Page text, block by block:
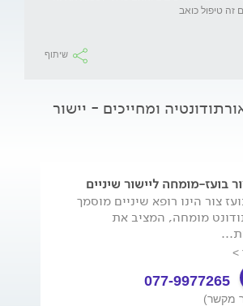
שיתוף
ומחייכים - יישור
בועז-מומחה ליישור שיניים
צור הינו רופא שיניים מוסמך
מומחה, המציב את
>
077-9977265
מקשר)